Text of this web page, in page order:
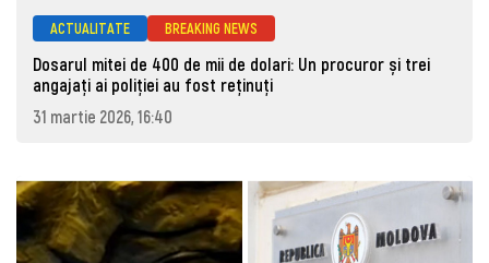
ACTUALITATE BREAKING NEWS
Dosarul mitei de 400 de mii de dolari: Un procuror și trei
angajați ai poliției au fost reținuți
31 martie 2026, 16:40